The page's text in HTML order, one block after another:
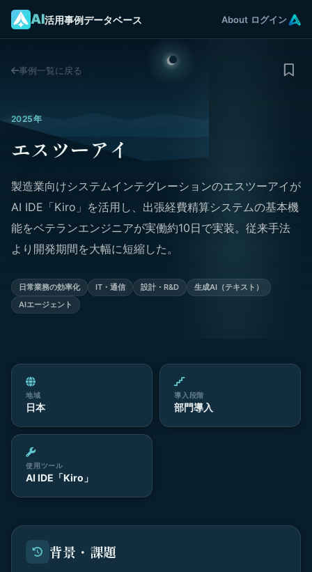
AI活用事例データベース About ログイン
事例一覧に戻る
2025年
エスツーアイ
製造業向けシステムインテグレーションのエスツーアイが
AI IDE「Kiro」を活用し、出張経費精算システムの基本機
能をベテランエンジニアが実働約10日で実装。従来手法
より開発期間を大幅に短縮した。
日常業務の効率化 IT・通信 設計・R&D
生成AI（テキスト）
AIエージェント
地域
日本
導入段階
部門導入
使用ツール
AI IDE「Kiro」
背景・課題